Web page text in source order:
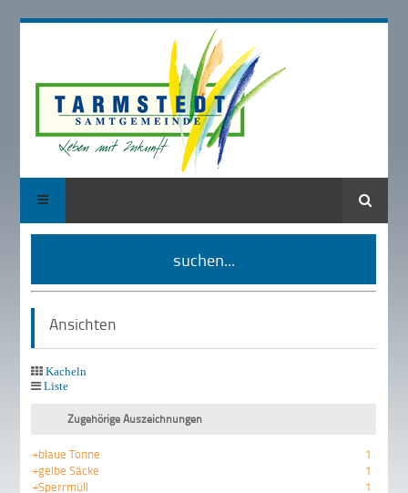
Suche
suchen...
Ansichten
Kacheln
Liste
Zugehörige Auszeichnungen
+blaue Tonne
1
+gelbe Säcke
1
+Sperrmüll
1